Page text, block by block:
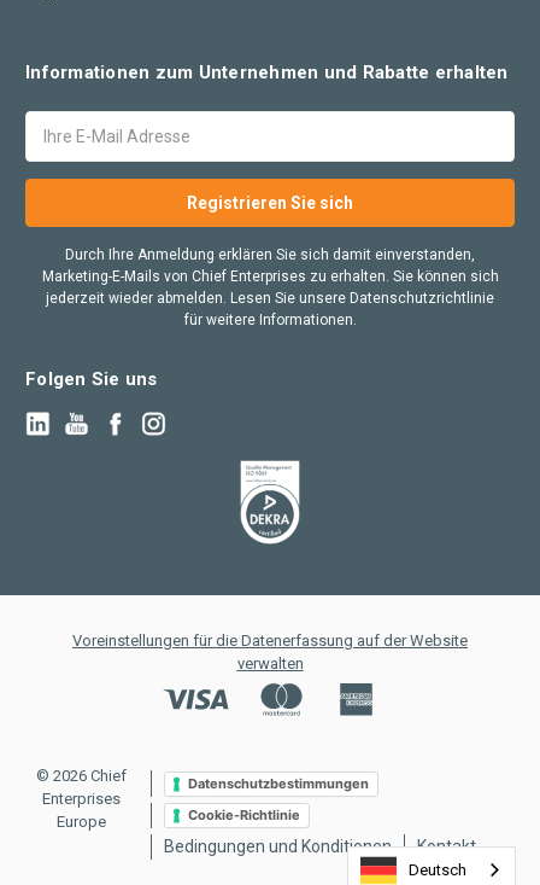
Informationen zum Unternehmen und Rabatte erhalten
Mail
Adresse
Durch Ihre Anmeldung erklären Sie sich damit einverstanden,
Marketing-E-Mails von Chief Enterprises zu erhalten. Sie können sich
jederzeit wieder abmelden. Lesen Sie unsere Datenschutzrichtlinie
für weitere Informationen.
Folgen Sie uns
Voreinstellungen für die Datenerfassung auf der Website
verwalten
© 2026 Chief
Enterprises
Europe
Datenschutzbestimmungen
Cookie-Richtlinie
Bedingungen und Konditionen Kontakt
Deutsch